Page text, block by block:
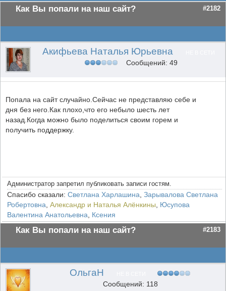
Как Вы попали на наш сайт? #2182
Акифьева Наталья Юрьевна
Сообщений: 49
Попала на сайт случайно.Сейчас не представляю себе и
дня без него.Как плохо,что его небыло шесть лет
назад.Когда можно было поделиться своим горем и
получить поддержку.
Администратор запретил публиковать записи гостям.
Спасибо сказали: Светлана Харлашина Зарывалова Светлана
Робертовна Александр и Наталья Алёнкины
Юсупова
Валентина Анатольевна
Ксения
Как Вы попали на наш сайт? #2183
ОльгаН
Сообщений: 118